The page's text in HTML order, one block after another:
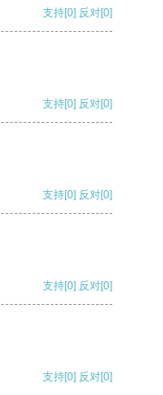
支持[0] 反对[0]
支持[0] 反对[0]
支持[0] 反对[0]
支持[0] 反对[0]
支持[0] 反对[0]